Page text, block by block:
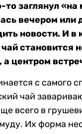
то заглянул «на
вечером или
новости. И в
становится
центром
с самого
чай
всего в
Их форма